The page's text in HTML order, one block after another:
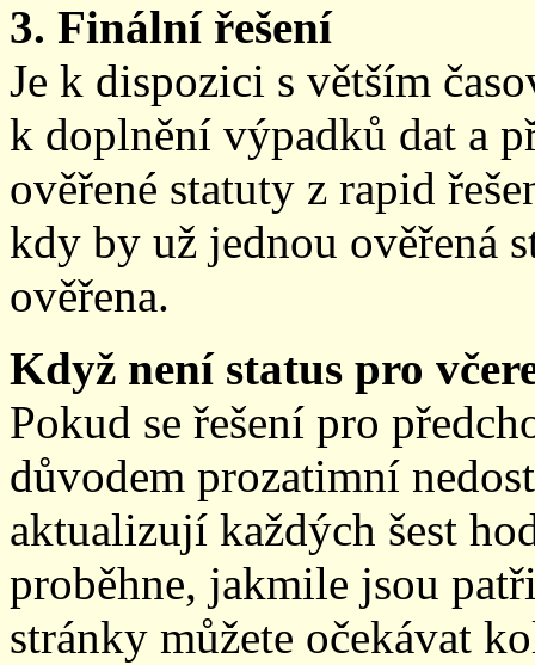
3. Finální řešení
Je k dispozici s větším
k doplnění výpadků dat a
ověřené statuty z rapid
kdy by už jednou ověřená
ověřena.
Když není status pro
Pokud se řešení pro
důvodem prozatimní
aktualizují každých šest
proběhne, jakmile jsou
stránky můžete očekávat